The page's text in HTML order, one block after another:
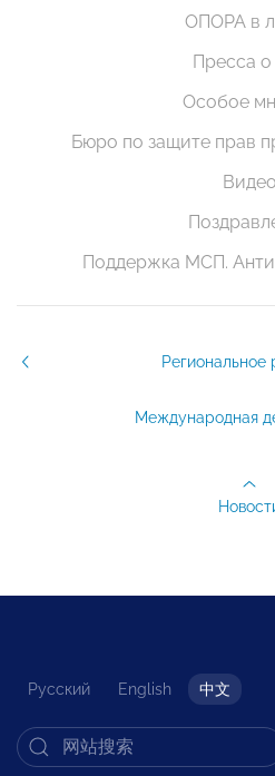
ОПОРА в
Пресса о
Особое
Бюро по защите прав
Видео
Поддержка МСП.
Региональное
Международная
Русский English 中文